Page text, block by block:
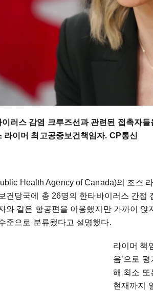
러스 감염 크루즈선과 관련된 접촉자
라이머 최고공중보건책임자. CP통신
Health Agency of Canada)의 조스
건당국에 총 26명의 한타바이러스 간접
와 같은 항공편을 이용했지만 가까이
준으로 분류됐다고 설명했다.
라이머 책
음’으로
해 최소 또
현재까지